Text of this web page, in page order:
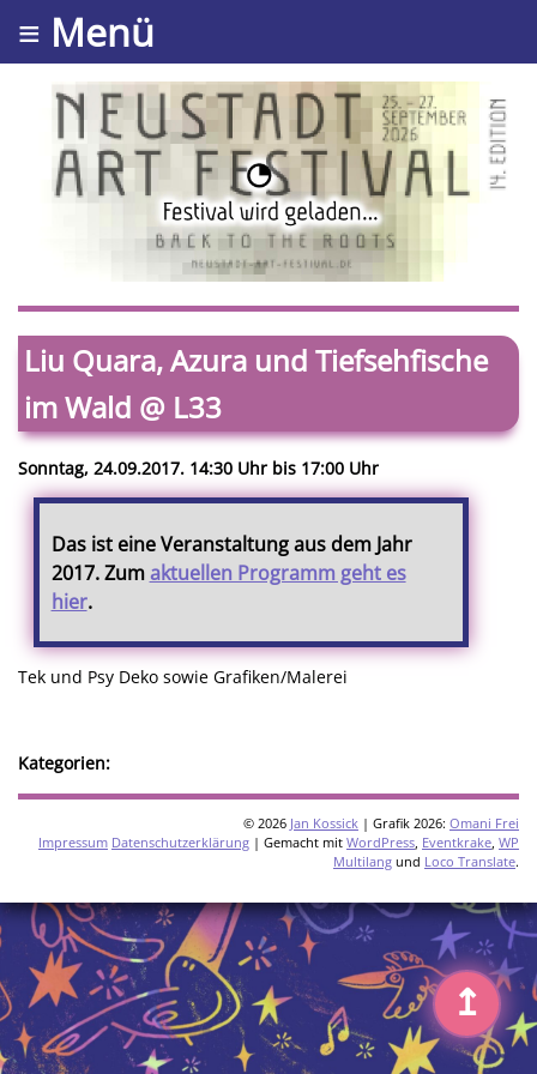
≡ Menü
Liu Quara, Azura und Tiefsehfische
im Wald @ L33
Sonntag, 24.09.2017. 14:30 Uhr bis 17:00 Uhr
Das ist eine Veranstaltung aus dem Jahr
2017. Zumaktuellen Programm geht es
hier.
Tek und Psy Deko sowie Grafiken/Malerei
Kategorien:
© 2026 Jan Kossick | Grafik 2026: Omani Frei
Impressum Datenschutzerklärung | Gemacht mit WordPress Eventkrake WP
Multilang und Loco Translate.
↥